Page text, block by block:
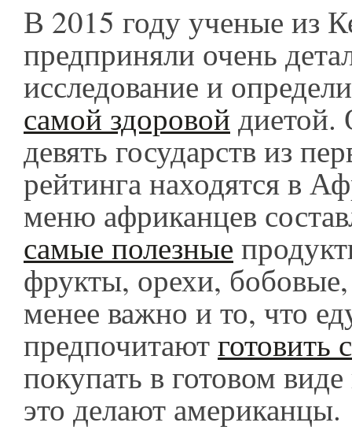
В 2015 году ученые из
предприняли очень
исследование и
самой здоровой диетой.
девять государств из
рейтинга находятся в
меню африканцев
самые полезные
фрукты, орехи,
менее важно и то, что
предпочитаютготовить
покупать в готовом
это делают американцы.